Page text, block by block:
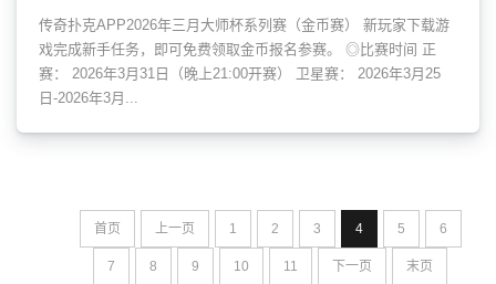
传奇扑克APP2026年三月大师杯系列赛（金币赛） 新玩家下载游
戏完成新手任务，即可免费领取金币报名参赛。 ◎比赛时间 正
赛： 2026年3月31日（晚上21:00开赛） 卫星赛： 2026年3月25
日-2026年3月...
首页 上一页 1 2 3 4 5 6
7 8 9 10 11 下一页 末页